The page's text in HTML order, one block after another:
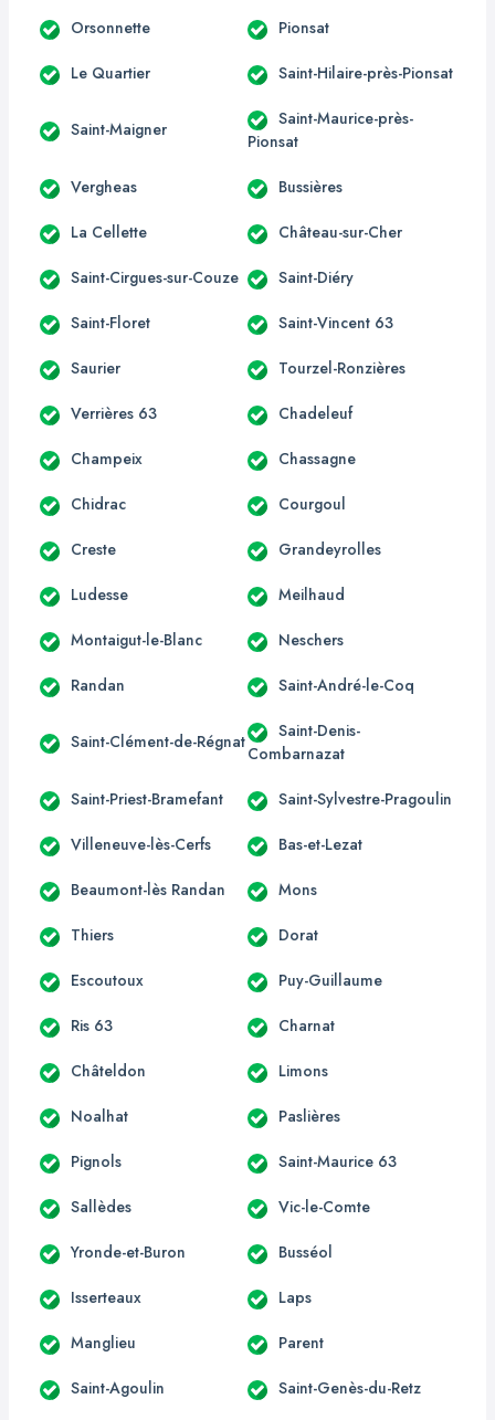
Orsonnette Pionsat
Le Quartier Saint-Hilaire-près-Pionsat
Saint-Maigner
Saint-Maurice-près-
Pionsat
Vergheas Bussières
La Cellette Château-sur-Cher
Saint-Cirgues-sur-Couze Saint-Diéry
Saint-Floret Saint-Vincent 63
Saurier Tourzel-Ronzières
Verrières 63 Chadeleuf
Champeix Chassagne
Chidrac Courgoul
Creste Grandeyrolles
Ludesse Meilhaud
Montaigut-le-Blanc Neschers
Randan Saint-André-le-Coq
Saint-Clément-de-Régnat
Saint-Denis-
Combarnazat
Saint-Priest-Bramefant Saint-Sylvestre-Pragoulin
Villeneuve-lès-Cerfs Bas-et-Lezat
Beaumont-lès Randan Mons
Thiers Dorat
Escoutoux Puy-Guillaume
Ris 63 Charnat
Châteldon Limons
Noalhat Paslières
Pignols Saint-Maurice 63
Sallèdes Vic-le-Comte
Yronde-et-Buron Busséol
Isserteaux Laps
Manglieu Parent
Saint-Agoulin Saint-Genès-du-Retz